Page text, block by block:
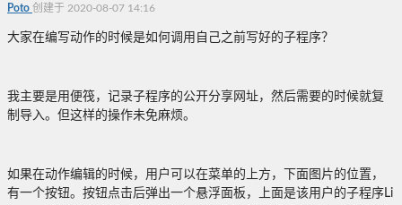
Poto 创建于 2020-08-07 14:16
大家在编写动作的时候是如何调用自己之前写好的子程序？
我主要是用便筏，记录子程序的公开分享网址，然后需要的时候就复
制导入。但这样的操作未免麻烦。
如果在动作编辑的时候，用户可以在菜单的上方，下面图片的位置，
有一个按钮。按钮点击后弹出一个悬浮面板，上面是该用户的子程序Li